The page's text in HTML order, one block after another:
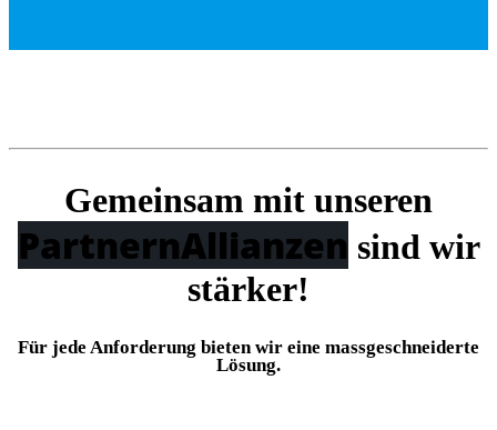
Gemeinsam mit unseren
PartnernAllianzen sind wir
stärker!
Für jede Anforderung bieten wir eine massgeschneiderte
Lösung.